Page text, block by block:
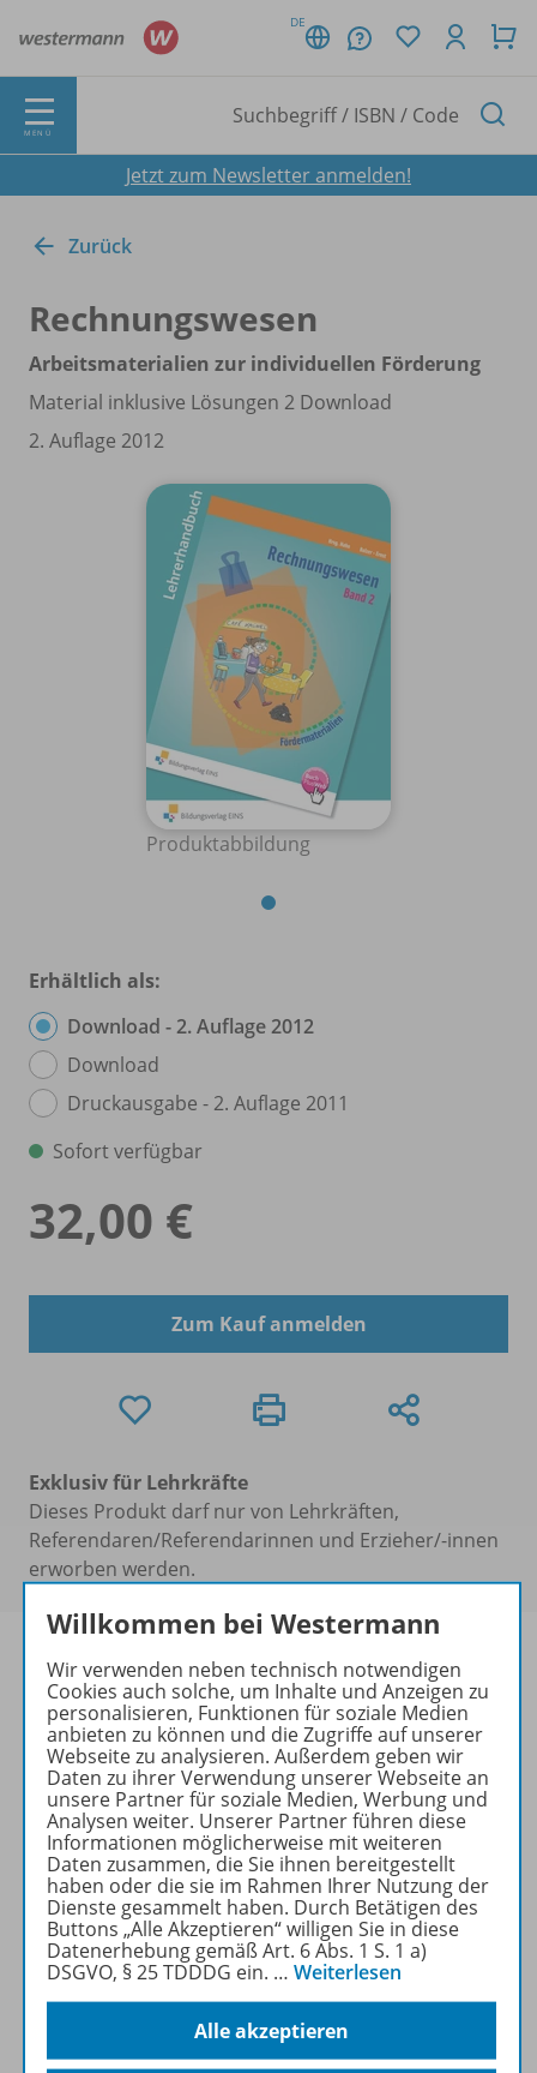
DE
MENÜ
Jetzt zum Newsletter anmelden!
Zurück
Rechnungswesen
Arbeitsmaterialien zur individuellen Förderung
Material inklusive Lösungen 2 Download
2. Auflage 2012
Produktabbildung
Erhältlich als:
Download - 2. Auflage 2012
Download
Druckausgabe - 2. Auflage 2011
Sofort verfügbar
32,00 €
Zum Kauf anmelden
Exklusiv für Lehrkräfte
Dieses Produkt darf nur von Lehrkräften,
Referendaren/Referendarinnen und Erzieher/-innen
erworben werden.
Produktinformationen
Beschreibung
Zugehörige Produkte
Buch+Web
Willkommen bei Westermann
Wir verwenden neben technisch notwendigen
Cookies auch solche, um Inhalte und Anzeigen zu
personalisieren, Funktionen für soziale Medien
anbieten zu können und die Zugriffe auf unserer
Webseite zu analysieren. Außerdem geben wir
Daten zu ihrer Verwendung unserer Webseite an
unsere Partner für soziale Medien, Werbung und
Analysen weiter. Unserer Partner führen diese
Informationen möglicherweise mit weiteren
Daten zusammen, die Sie ihnen bereitgestellt
haben oder die sie im Rahmen Ihrer Nutzung der
Dienste gesammelt haben. Durch Betätigen des
Buttons „Alle Akzeptieren“ willigen Sie in diese
Datenerhebung gemäß Art. 6 Abs. 1 S. 1 a)
DSGVO, § 25 TDDDG ein. … Weiterlesen
Alle akzeptieren